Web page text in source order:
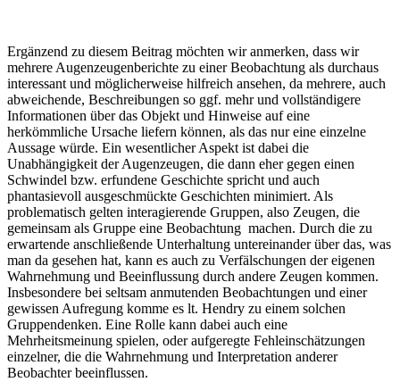
Ergänzend zu diesem Beitrag möchten wir anmerken, dass wir
mehrere Augenzeugenberichte zu einer Beobachtung als durchaus
interessant und möglicherweise hilfreich ansehen, da mehrere, auch
abweichende, Beschreibungen so ggf. mehr und vollständigere
Informationen über das Objekt und Hinweise auf eine
herkömmliche Ursache liefern können, als das nur eine einzelne
Aussage würde. Ein wesentlicher Aspekt ist dabei die
Unabhängigkeit der Augenzeugen, die dann eher gegen einen
Schwindel bzw. erfundene Geschichte spricht und auch
phantasievoll ausgeschmückte Geschichten minimiert. Als
problematisch gelten interagierende Gruppen, also Zeugen, die
gemeinsam als Gruppe eine Beobachtung machen. Durch die zu
erwartende anschließende Unterhaltung untereinander über das, was
man da gesehen hat, kann es auch zu Verfälschungen der eigenen
Wahrnehmung und Beeinflussung durch andere Zeugen kommen.
Insbesondere bei seltsam anmutenden Beobachtungen und einer
gewissen Aufregung komme es lt. Hendry zu einem solchen
Gruppendenken. Eine Rolle kann dabei auch eine
Mehrheitsmeinung spielen, oder aufgeregte Fehleinschätzungen
einzelner, die die Wahrnehmung und Interpretation anderer
Beobachter beeinflussen.